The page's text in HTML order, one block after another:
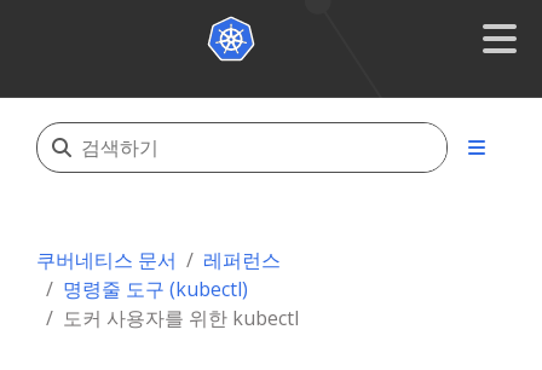
쿠버네티스 문서
레퍼런스
명령줄 도구 (kubectl)
도커 사용자를 위한 kubectl